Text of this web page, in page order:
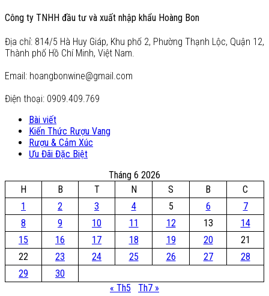
Công ty TNHH đầu tư và xuất nhập khẩu Hoàng Bon
Địa chỉ: 814/5 Hà Huy Giáp, Khu phố 2, Phường Thạnh Lộc, Quận 12,
Thành phố Hồ Chí Minh, Việt Nam.
Email: hoangbonwine@gmail.com
Điện thoại: 0909.409.769
Bài viết
Kiến Thức Rượu Vang
Rượu & Cảm Xúc
Ưu Đãi Đặc Biệt
Tháng 6 2026
H
B T N S B
C
1
2 3 4 5 6
7
8
9 10 11 12 13
14
15
16 17 18 19 20
21
22
23 24 25 26 27
28
29
30
« Th5
Th7 »